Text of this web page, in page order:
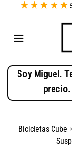
★★ ★ ★★
Soy Miguel.
Bicicletas Cube >